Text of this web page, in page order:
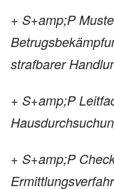
+ S+amp;P
strafbarer
+ S+amp;P
+ S+amp;P